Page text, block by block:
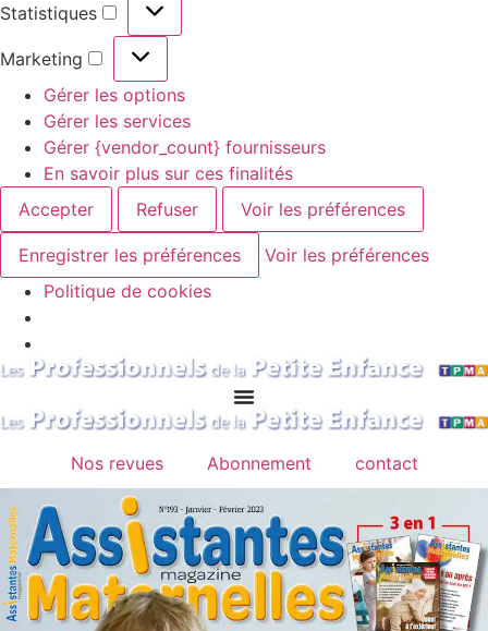
Statistiques
Statistiques
Marketing
Marketing
Gérer les options
Gérer les services
Gérer {vendor_count} fournisseurs
En savoir plus sur ces finalités
Accepter
Refuser Voir les préférences
Enregistrer les préférences
Voir les préférences
Politique de cookies
Aller
contenu
Nos revues
Abonnement contact